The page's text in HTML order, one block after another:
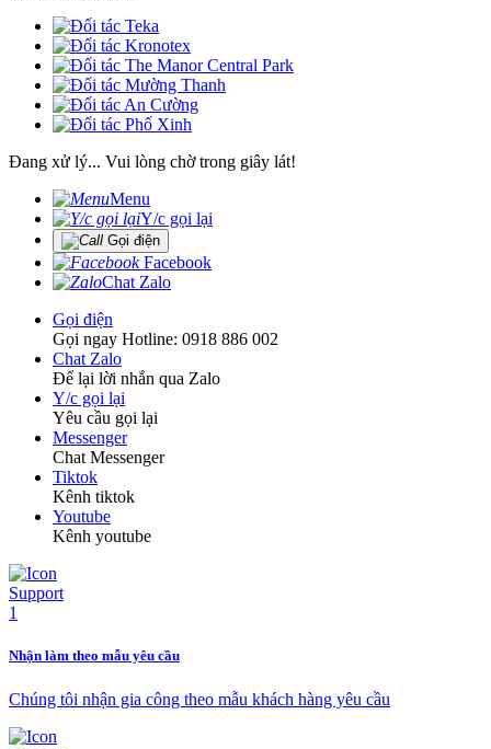
Đang xử lý... Vui lòng chờ trong giây lát!
Menu
Y/c gọi lại
Gọi điện
Facebook
Chat Zalo
Gọi điện
Gọi ngay Hotline: 0918 886 002
Chat Zalo
Để lại lời nhắn qua Zalo
Y/c gọi lại
Yêu cầu gọi lại
Messenger
Chat Messenger
Tiktok
Kênh tiktok
Youtube
Kênh youtube
Nhận làm theo mẫu yêu cầu
Chúng tôi nhận gia công theo mẫu khách hàng yêu cầu